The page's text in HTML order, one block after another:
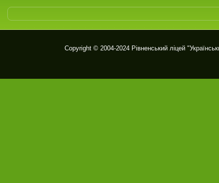
Copyright © 2004-2024 Рівненський ліцей